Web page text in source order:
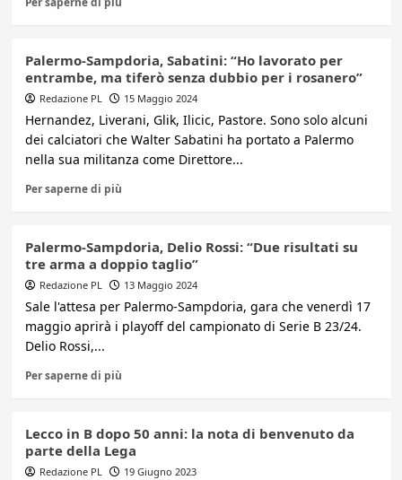
Palermo-Sampdoria, Sabatini: “Ho lavorato per
entrambe, ma tiferò senza dubbio per i rosanero”
Redazione PL 15 Maggio 2024
Hernandez, Liverani, Glik, Ilicic, Pastore. Sono solo alcuni
dei calciatori che Walter Sabatini ha portato a Palermo
nella sua militanza come Direttore...
Per saperne di più
Palermo-Sampdoria, Delio Rossi: “Due risultati su
tre arma a doppio taglio”
Redazione PL 13 Maggio 2024
Sale l'attesa per Palermo-Sampdoria, gara che venerdì 17
maggio aprirà i playoff del campionato di Serie B 23/24.
Delio Rossi,...
Per saperne di più
Lecco in B dopo 50 anni: la nota di benvenuto da
parte della Lega
Redazione PL 19 Giugno 2023